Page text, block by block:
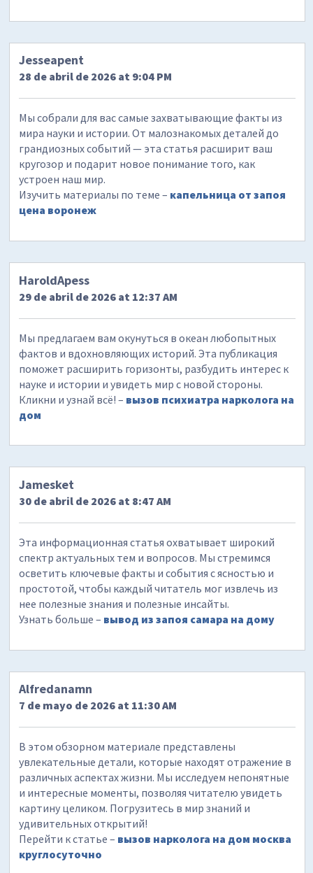
Jesseapent
28 de abril de 2026 at 9:04 PM
Мы собрали для вас самые захватывающие факты из
мира науки и истории. От малознакомых деталей до
грандиозных событий — эта статья расширит ваш
кругозор и подарит новое понимание того, как
устроен наш мир.
Изучить материалы по теме – капельница от запоя
цена воронеж
HaroldApess
29 de abril de 2026 at 12:37 AM
Мы предлагаем вам окунуться в океан любопытных
фактов и вдохновляющих историй. Эта публикация
поможет расширить горизонты, разбудить интерес к
науке и истории и увидеть мир с новой стороны.
Кликни и узнай всё! – вызов психиатра нарколога на
дом
Jamesket
30 de abril de 2026 at 8:47 AM
Эта информационная статья охватывает широкий
спектр актуальных тем и вопросов. Мы стремимся
осветить ключевые факты и события с ясностью и
простотой, чтобы каждый читатель мог извлечь из
нее полезные знания и полезные инсайты.
Узнать больше – вывод из запоя самара на дому
Alfredanamn
7 de mayo de 2026 at 11:30 AM
В этом обзорном материале представлены
увлекательные детали, которые находят отражение в
различных аспектах жизни. Мы исследуем непонятные
и интересные моменты, позволяя читателю увидеть
картину целиком. Погрузитесь в мир знаний и
удивительных открытий!
Перейти к статье – вызов нарколога на дом москва
круглосуточно